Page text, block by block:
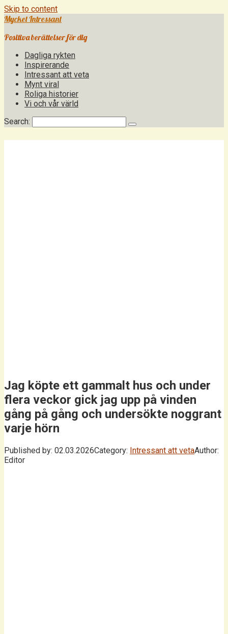
Skip to content
Mycket Intressant
Positiva berättelser för dig
Dagliga rykten
Inspirerande
Intressant att veta
Mynt viral
Roliga historier
Vi och vår värld
Search:
Jag köpte ett gammalt hus och under
flera veckor gick jag upp på vinden
gång på gång och undersökte noggrant
varje hörn
Published by: 02.03.2026Category: Intressant att vetaAuthor:
Editor